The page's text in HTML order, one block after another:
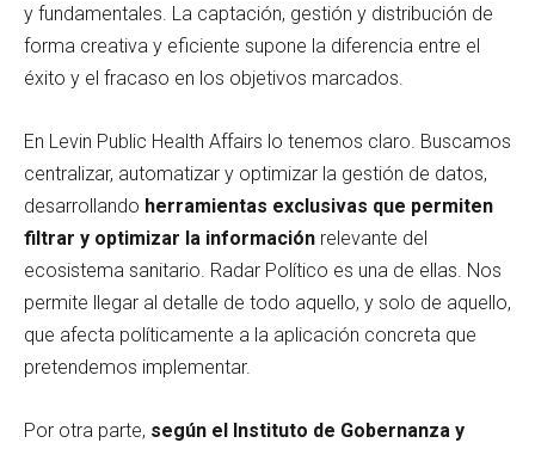
y fundamentales. La captación, gestión y distribución de
forma creativa y eficiente supone la diferencia entre el
éxito y el fracaso en los objetivos marcados.
En Levin Public Health Affairs lo tenemos claro. Buscamos
centralizar, automatizar y optimizar la gestión de datos,
desarrollando herramientas exclusivas que permiten
filtrar y optimizar la información relevante del
ecosistema sanitario. Radar Político es una de ellas. Nos
permite llegar al detalle de todo aquello, y solo de aquello,
que afecta políticamente a la aplicación concreta que
pretendemos implementar.
Por otra parte, según el Instituto de Gobernanza y